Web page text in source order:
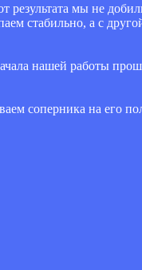
мы не
стабильно, а с
нашей работы
соперника на его